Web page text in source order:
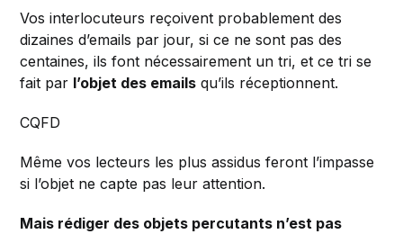
Vos interlocuteurs reçoivent probablement des
dizaines d’emails par jour, si ce ne sont pas des
centaines, ils font nécessairement un tri, et ce tri se
fait par l’objet des emails qu’ils réceptionnent.
CQFD
Même vos lecteurs les plus assidus feront l’impasse
si l’objet ne capte pas leur attention.
Mais rédiger des objets percutants n’est pas